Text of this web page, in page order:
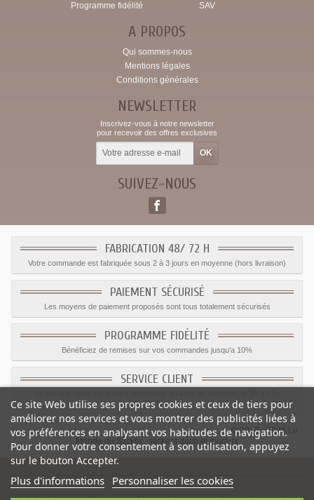
Programme fidélité
SAV
A PROPOS
Qui sommes-nous
Mentions légales
Conditions générales
NEWSLETTER
Inscrivez-vous à notre newsletter
pour recevoir des offres exclusives
SUIVEZ-NOUS
FABRICATION 48/ 72 H
Votre commande est fabriquée sous 2 à 3 jours en moyenne (hors livraison)
PAIEMENT SÉCURISÉ
Les moyens de paiement proposés sont tous totalement sécurisés
PROGRAMME FIDÉLITÉ
Bénéficiez de remises sur vos commandes jusqu'a 10%
SERVICE CLIENT
09.82.28.47.69.
© 2012 - 2026 Le
Monde du Sticker :
stickers déco et muraux
Ce site Web utilise ses propres cookies et ceux de tiers pour
améliorer nos services et vous montrer des publicités liées à
vos préférences en analysant vos habitudes de navigation.
Pour donner votre consentement à son utilisation, appuyez
sur le bouton Accepter.
Plus d'informations Personnaliser les cookies